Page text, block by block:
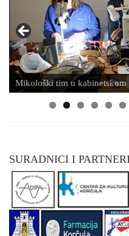
Mikološki tim u kabinetskom
SURADNICI I